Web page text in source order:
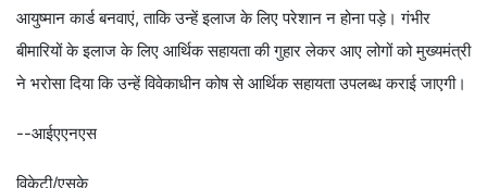
आयुष्मान कार्ड बनवाएं, ताकि उन्हें इलाज के लिए परेशान न होना पड़े। गंभीर
बीमारियों के इलाज के लिए आर्थिक सहायता की गुहार लेकर आए लोगों को मुख्यमंत्री
ने भरोसा दिया कि उन्हें विवेकाधीन कोष से आर्थिक सहायता उपलब्ध कराई जाएगी।
--आईएएनएस
विकेटी/एसके